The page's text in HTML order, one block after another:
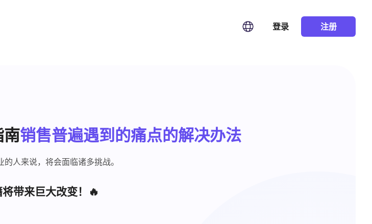
登录 注册
南销售普遍遇到的痛点的解决办法
人来说，将会面临诸多挑战。
带来巨大改变！🔥